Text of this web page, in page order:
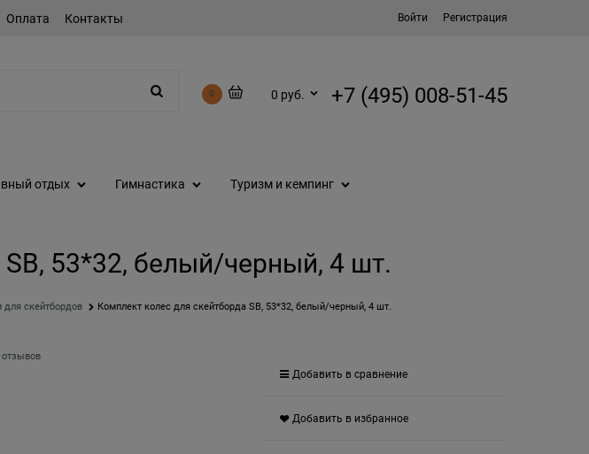
Оплата Контакты Войти Регистрация
0 0 руб. +7 (495) 008-51-45
отдых Гимнастика Туризм и кемпинг
53*32, белый/черный, 4 шт.
для скейтбордов Комплект колес для скейтборда SB, 53*32, белый/черный, 4 шт.
отзывов
Добавить в сравнение
Добавить в избранное